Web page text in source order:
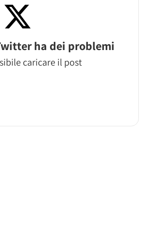
ha dei problemi
caricare il post